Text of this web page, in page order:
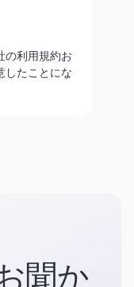
の利用規約お
したことにな
聞か